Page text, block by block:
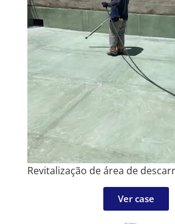
Revitalização de área de
Ver case